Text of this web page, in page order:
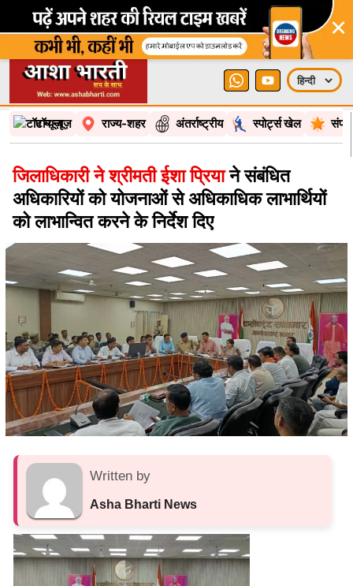
×
टॉप न्यूज़ राज्य-शहर अंतर्राष्ट्रीय स्पोर्ट्स खेल
जिलाधिकारी ने श्रीमती ईशा प्रियाने संबंधित
अधिकारियों को योजनाओं से अधिकाधिक लाभार्थियों
को लाभान्वित करने के निर्देश दिए
Written by
Asha Bharti News